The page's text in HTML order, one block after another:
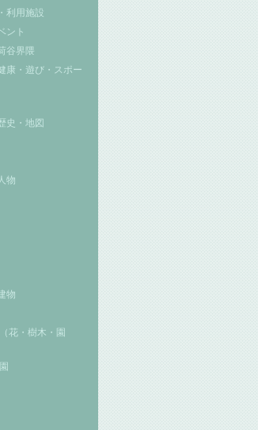
利用施設
ント
谷界隈
康・遊び・スポー
史・地図
物
物
花・樹木・園